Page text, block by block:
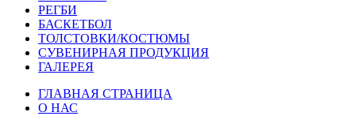
РЕГБИ
БАСКЕТБОЛ
ТОЛСТОВКИ/КОСТЮМЫ
СУВЕНИРНАЯ ПРОДУКЦИЯ
ГАЛЕРЕЯ
ГЛАВНАЯ СТРАНИЦА
О НАС